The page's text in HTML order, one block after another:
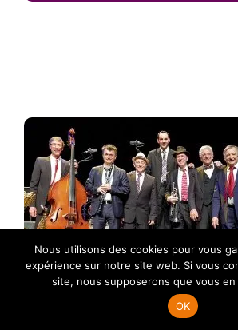
Nous utilisons des cookies pour vous
expérience sur notre site web. Si vous
site, nous supposerons que vous
OK